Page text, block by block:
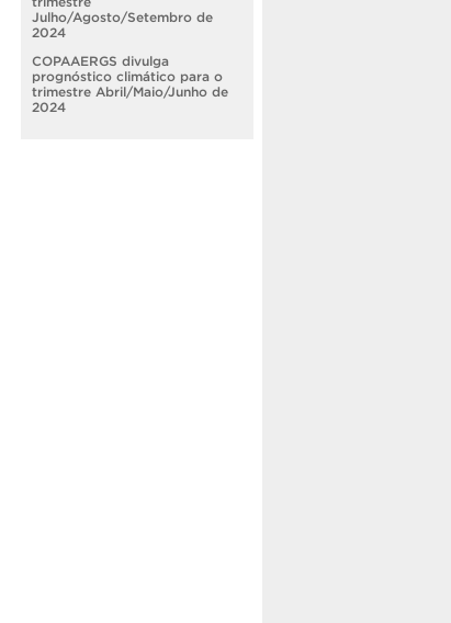
Julho/Agosto/Setembro de
2024
COPAAERGS divulga
prognóstico climático para o
trimestre Abril/Maio/Junho de
2024